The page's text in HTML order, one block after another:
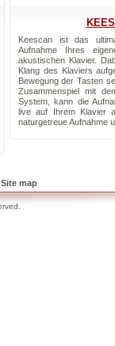
Keescan ist das
Aufnahme Ihres
akustischen Klavier.
Klang des Klaviers
Bewegung der Tasten
Zusammenspiel mit
System, kann die
live auf Ihrem Klavier
naturgetreue Aufnahme
Site map